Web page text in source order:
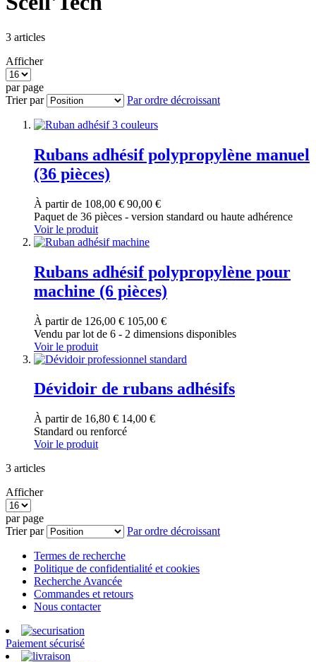
3 articles
Afficher
par page
Trier par
Par ordre décroissant
Rubans adhésif polypropylène manuel
(36 pièces)
À partir de 108,00 € 90,00 €
Paquet de 36 pièces - version standard ou haute adhérence
Voir le produit
Rubans adhésif polypropylène pour
machine (6 pièces)
À partir de 126,00 € 105,00 €
Vendu par lot de 6 - 2 dimensions disponibles
Voir le produit
Dévidoir de rubans adhésifs
À partir de 16,80 € 14,00 €
Standard ou renforcé
Voir le produit
3 articles
Afficher
par page
Trier par
Par ordre décroissant
Termes de recherche
Politique de confidentialité et cookies
Recherche Avancée
Commandes et retours
Nous contacter
Paiement sécurisé